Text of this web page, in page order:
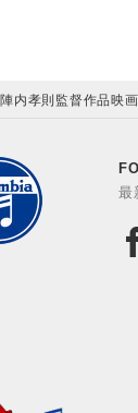
陣内孝則監督作品映
最